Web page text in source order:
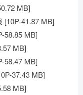
MB]
[10P-41.87 MB]
58.85 MB]
MB]
58.47 MB]
37.43 MB]
MB]